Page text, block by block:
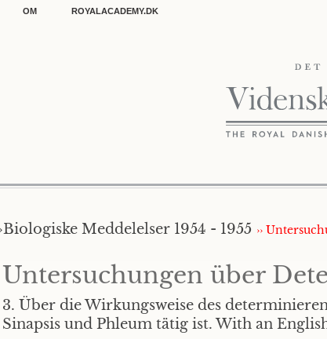
OM ROYALACADEMY.DK
Biologiske Meddelelser 1954 - 1955 ››
Untersuchungen über
3. Über die Wirkungsweise des
Sinapsis und Phleum tätig ist. With an